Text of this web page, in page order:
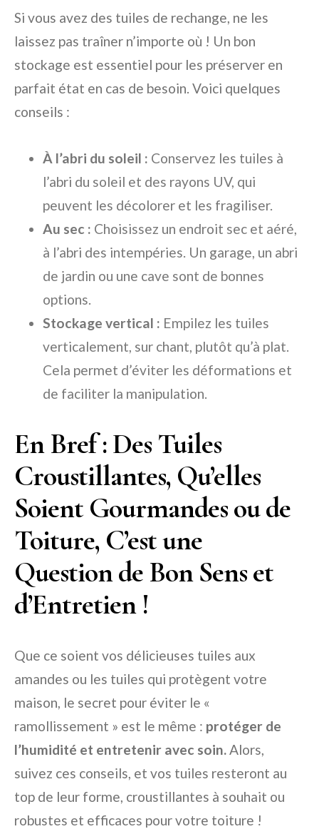
Si vous avez des tuiles de rechange, ne les
laissez pas traîner n’importe où ! Un bon
stockage est essentiel pour les préserver en
parfait état en cas de besoin. Voici quelques
conseils :
À l’abri du soleil : Conservez les tuiles à
l’abri du soleil et des rayons UV, qui
peuvent les décolorer et les fragiliser.
Au sec : Choisissez un endroit sec et aéré,
à l’abri des intempéries. Un garage, un abri
de jardin ou une cave sont de bonnes
options.
Stockage vertical : Empilez les tuiles
verticalement, sur chant, plutôt qu’à plat.
Cela permet d’éviter les déformations et
de faciliter la manipulation.
En Bref : Des Tuiles
Croustillantes, Qu’elles
Soient Gourmandes ou de
Toiture, C’est une
Question de Bon Sens et
d’Entretien !
Que ce soient vos délicieuses tuiles aux
amandes ou les tuiles qui protègent votre
maison, le secret pour éviter le «
ramollissement » est le même : protéger de
l’humidité et entretenir avec soin. Alors,
suivez ces conseils, et vos tuiles resteront au
top de leur forme, croustillantes à souhait ou
robustes et efficaces pour votre toiture !